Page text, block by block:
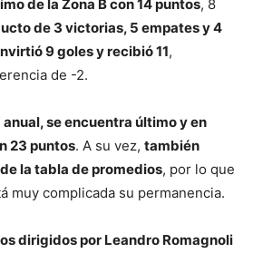
de la Zona B con 14 puntos, 8
de 3 victorias, 5 empates y 4
9 goles y recibió 11,
de -2.
se encuentra último y en
23 puntos. A su vez, también
la tabla de promedios, por lo que
muy complicada su permanencia.
dirigidos por Leandro Romagnoli